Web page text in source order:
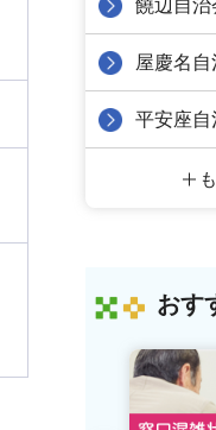
饒辺自治
屋慶名自
平安座自
おす